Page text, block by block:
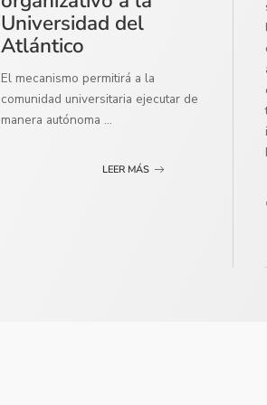
Universidad del
Atlántico
El mecanismo permitirá a la
comunidad universitaria ejecutar de
manera autónoma ...
LEER MÁS